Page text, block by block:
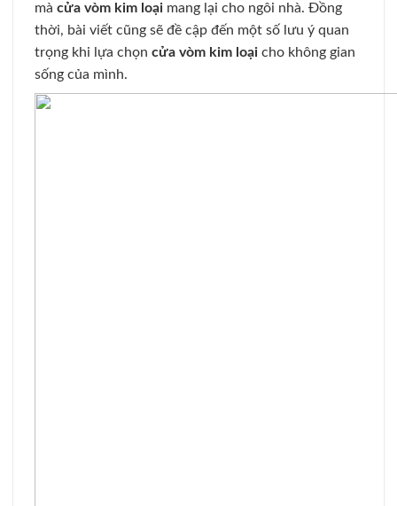
mà cửa vòm kim loại mang lại cho ngôi nhà. Đồng
thời, bài viết cũng sẽ đề cập đến một số lưu ý quan
trọng khi lựa chọn cửa vòm kim loại cho không gian
sống của mình.